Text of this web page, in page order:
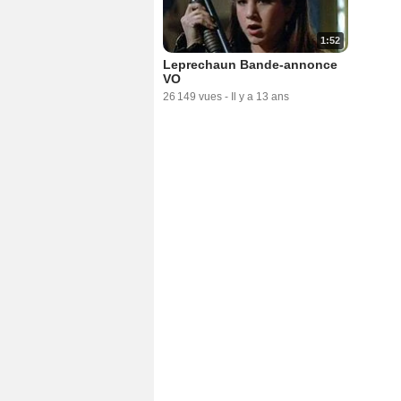
1:52
Leprechaun Bande-annonce
VO
26 149 vues - Il y a 13 ans